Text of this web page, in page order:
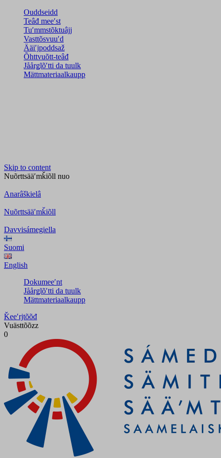
Ouddseidd
Teâđ meeʹst
Tuʹmmstõktuâjj
Vasttõsvuuʹd
Ääiʹjpoddsaž
Õhttvuõtt-teâđ
Jåårǥlõʹtti da tuulk
Mättmateriaalkaupp
Skip to content
Nuõrttsääʹmǩiõll nuo
Anarâškielâ
Nuõrttsääʹmǩiõll
Davvisámegiella
Suomi
English
Dokumeeʹnt
Jåårǥlõʹtti da tuulk
Mättmateriaalkaupp
Ǩeeʹrjtõõđ
Vuästtõõzz
0